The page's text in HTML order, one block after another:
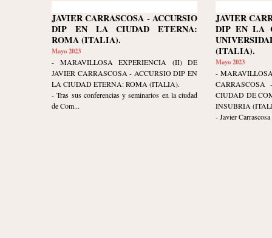
JAVIER CARRASCOSA - ACCURSIO
DIP EN LA CIUDAD ETERNA:
ROMA (ITALIA).
Mayo 2023
- MARAVILLOSA EXPERIENCIA (II) DE
JAVIER CARRASCOSA - ACCURSIO DIP EN
LA CIUDAD ETERNA: ROMA (ITALIA).
- Tras sus conferencias y seminarios en la ciudad
de Com...
JAVIER
DIP EN LA
(ITALIA).
Mayo 2023
-
CIUDAD DE
INSUBRIA
- Javier